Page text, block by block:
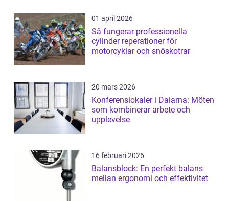
01 april 2026
Så fungerar professionella
cylinder reperationer för
motorcyklar och snöskotrar
20 mars 2026
Konferenslokaler i Dalarna: Möten
som kombinerar arbete och
upplevelse
16 februari 2026
Balansblock: En perfekt balans
mellan ergonomi och effektivitet